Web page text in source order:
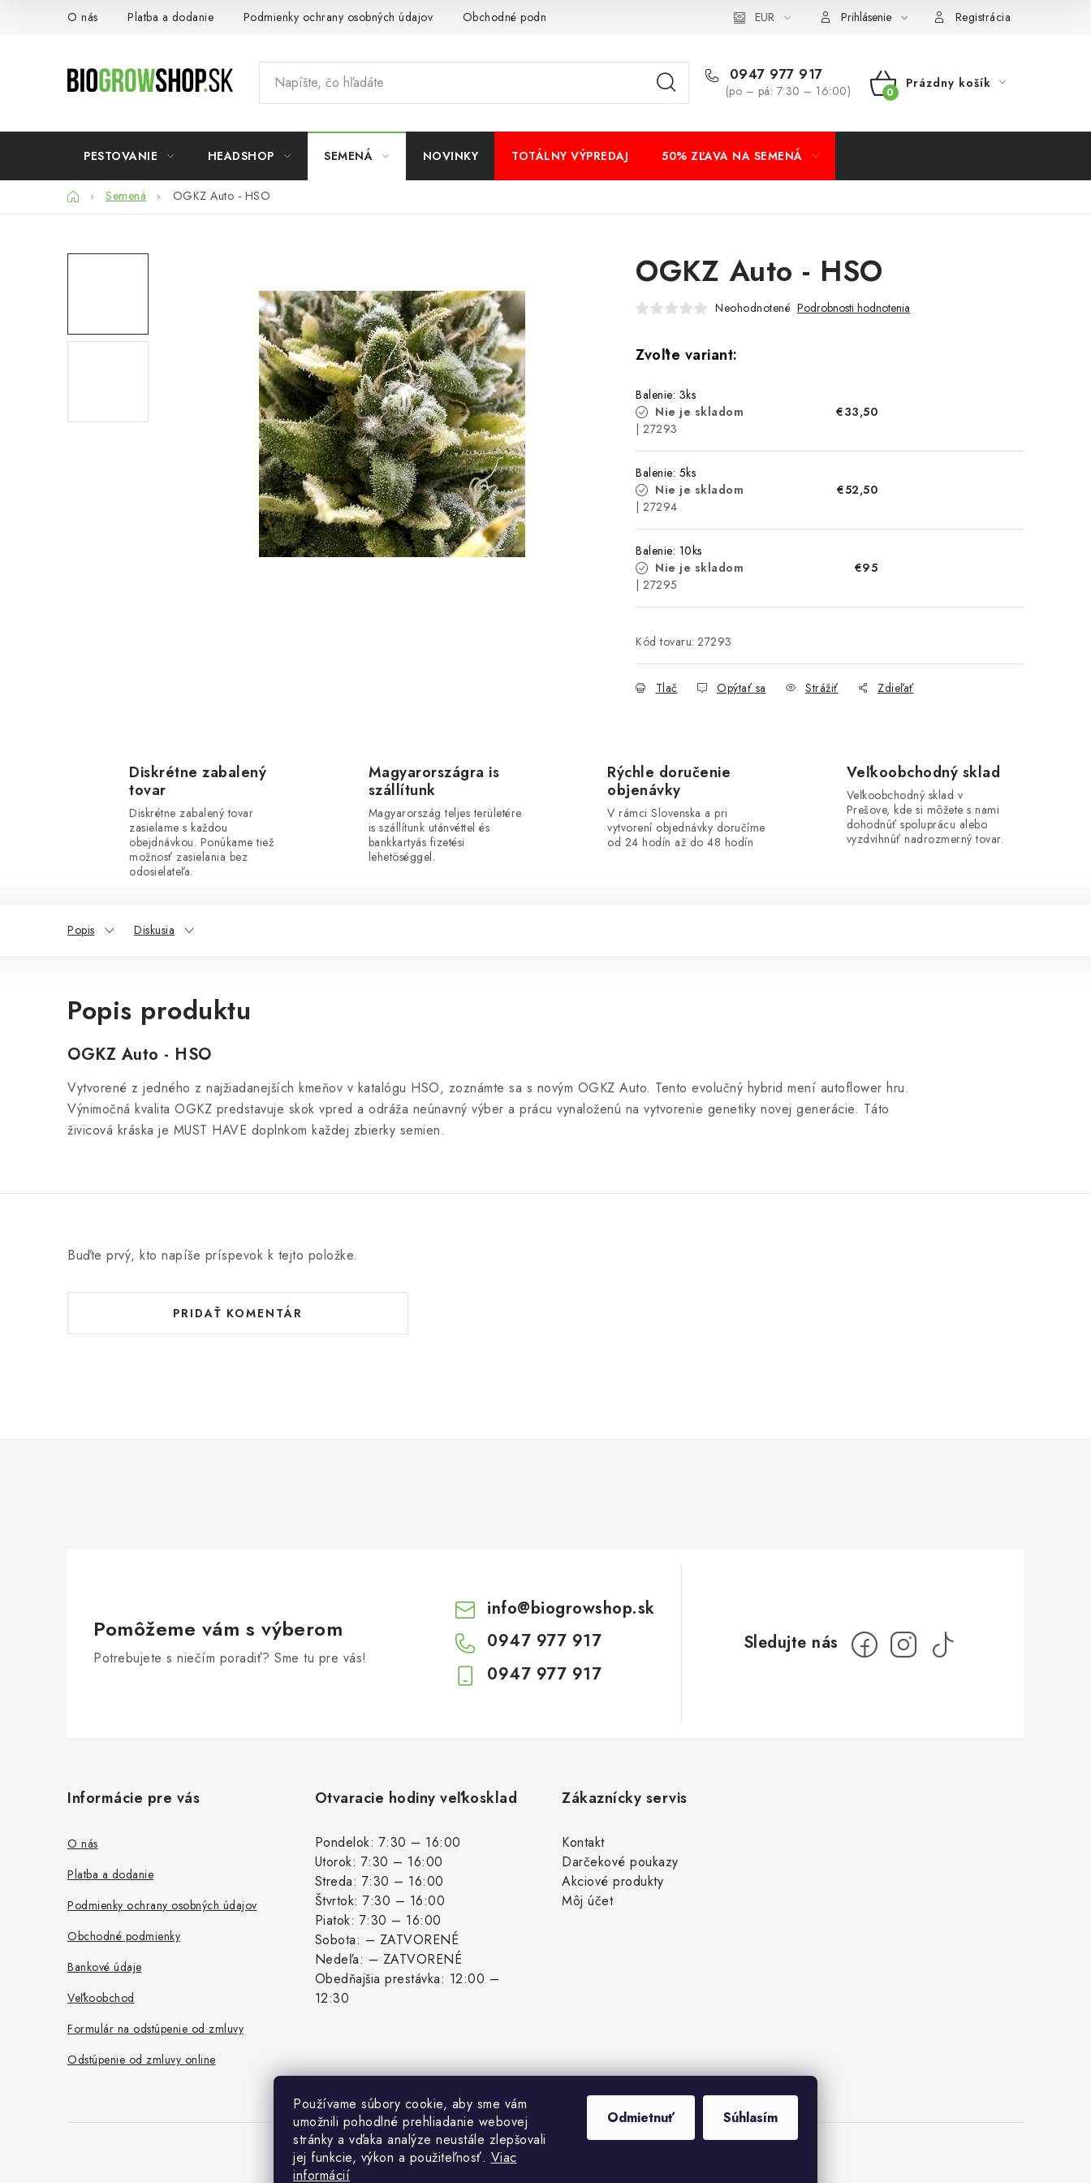
Používame súbory cookie, aby sme vám
umožnili pohodlné prehliadanie webovej
stránky a vďaka analýze neustále zlepšovali
jej funkcie, výkon a použiteľnosť. Viac
informácií
Odmietnuť Súhlasím
O nás Platba a dodanie Podmienky ochrany osobných údajov Obchodné podmienky Veľkoobchod Formulár na odstúpenie od zmluvy
EUR Prihlásenie Registrácia
0947 977 917
(po – pá: 7:30 – 16:00)
NÁKUPNÝ
Prázdny košík
PESTOVANIE HEADSHOP SEMENÁ NOVINKY TOTÁLNY VÝPREDAJ 50% ZĽAVA NA SEMENÁ
DomovSemená OGKZ Auto - HSO
OGKZ Auto - HSO
Neohodnotené Podrobnosti hodnotenia
Balenie: 3ks
Nie je skladom
| 27293
€33,50
Balenie: 5ks
Nie je skladom
| 27294
€52,50
Balenie: 10ks
Nie je skladom
| 27295
€95
Kód tovaru: 27293
Tlač Opýtať sa Strážiť Zdieľať
Diskrétne zabalený
tovar
Diskrétne zabalený tovar
zasielame s každou
obejdnávkou. Ponúkame tiež
možnosť zasielania bez
odosielateľa.
Magyarországra is
szállítunk
Magyarország teljes területére
is szállítunk utánvéttel és
bankkartyás fizetési
lehetöséggel.
Rýchle doručenie
objenávky
V rámci Slovenska a pri
vytvorení objednávky doručíme
od 24 hodín až do 48 hodín
Veľkoobchodný sklad
Veľkoobchodný sklad v
Prešove, kde si môžete s nami
dohodnúť spoluprácu alebo
vyzdvihnúť nadrozmerný tovar.
Popis Diskusia
Popis produktu
OGKZ Auto - HSO
Vytvorené z jedného z najžiadanejších kmeňov v katalógu HSO, zoznámte sa s novým OGKZ Auto. Tento evolučný hybrid mení autoflower hru.
Výnimočná kvalita OGKZ predstavuje skok vpred a odráža neúnavný výber a prácu vynaloženú na vytvorenie genetiky novej generácie. Táto
živicová kráska je MUST HAVE doplnkom každej zbierky semien.
Buďte prvý, kto napíše príspevok k tejto položke.
PRIDAŤ KOMENTÁR
Pomôžeme vám s výberom
Potrebujete s niečím poradiť? Sme tu pre vás!
info@biogrowshop.sk
0947 977 917
0947 977 917
Informácie pre vás
O nás
Platba a dodanie
Podmienky ochrany osobných údajov
Obchodné podmienky
Bankové údaje
Veľkoobchod
Formulár na odstúpenie od zmluvy
Odstúpenie od zmluvy online
Otvaracie hodiny veľkosklad
Pondelok: 7:30 – 16:00
Utorok: 7:30 – 16:00
Streda: 7:30 – 16:00
Štvrtok: 7:30 – 16:00
Piatok: 7:30 – 16:00
Sobota: – ZATVORENÉ
Nedeľa: – ZATVORENÉ
Obedňajšia prestávka: 12:00 –
12:30
Zákaznícky servis
Kontakt
Darčekové poukazy
Akciové produkty
Môj účet
Copyright 2026Biogrowshop.sk. Všetky práva vyhradené.